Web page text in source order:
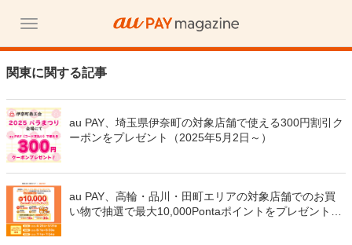
関東に関する記事
au PAY、埼玉県伊奈町の対象店舗で使える300円割引ク
ーポンをプレゼント（2025年5月2日～）
au PAY、高輪・品川・田町エリアの対象店舗でのお買
い物で抽選で最大10,000Pontaポイントをプレゼント